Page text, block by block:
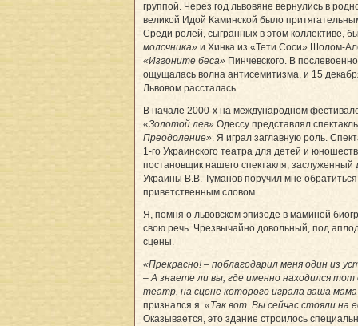
группой. Через год львовяне вернулись в
великой Идой Каминской было
Среди ролей, сыгранных в этом коллективе,
молочника» и Хинка из «Тети Соси» Шолом-
«Изгоните беса» Пинчевского. В
ощущалась волна антисемитизма, и 15
Львовом рассталась.
В начале 2000-х на международном фестивале
«Золотой лев» Одессу представлял
Преодоление­». Я играл заглавную роль.
1-го Украинского театра для детей и
постановщик нашего спектакля, заслуженный
Украины В.В. Туманов поручил мне
приветственным словом.
Я, помня о львовском эпизоде в маминой
свою речь. Чрезвычайно довольный, под
сцены.
«Прекрасно! – поблагодарил меня один из
– А знаете ли вы, где именно находился тот
театр, на сцене которого играла ваша
признался я. «Так вот. Вы сейчас стояли на
Оказывается, это здание строилось